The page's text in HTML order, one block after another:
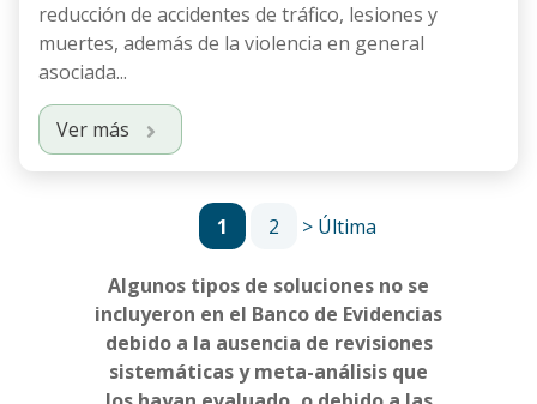
reducción de accidentes de tráfico, lesiones y
muertes, además de la violencia en general
asociada...
Ver más
Current page
1 Página
2 Next page
> Last page
Última
Algunos tipos de soluciones no se
incluyeron en el Banco de Evidencias
debido a la ausencia de revisiones
sistemáticas y meta-análisis que